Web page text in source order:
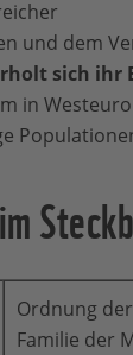
und dem
sich ihr
in
Ordnung
Familie der